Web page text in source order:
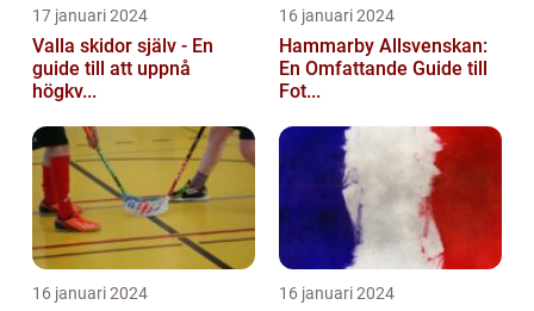
17 januari 2024
Valla skidor själv - En
guide till att uppnå
högkv...
16 januari 2024
Hammarby Allsvenskan:
En Omfattande Guide till
Fot...
16 januari 2024 16 januari 2024